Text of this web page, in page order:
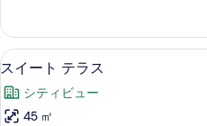
示
す
る
べ
て
の
写
真
ル
ー
ム
詳
細
ス
イ
ー
14
スイート テラス
シティビュー
45 ㎡